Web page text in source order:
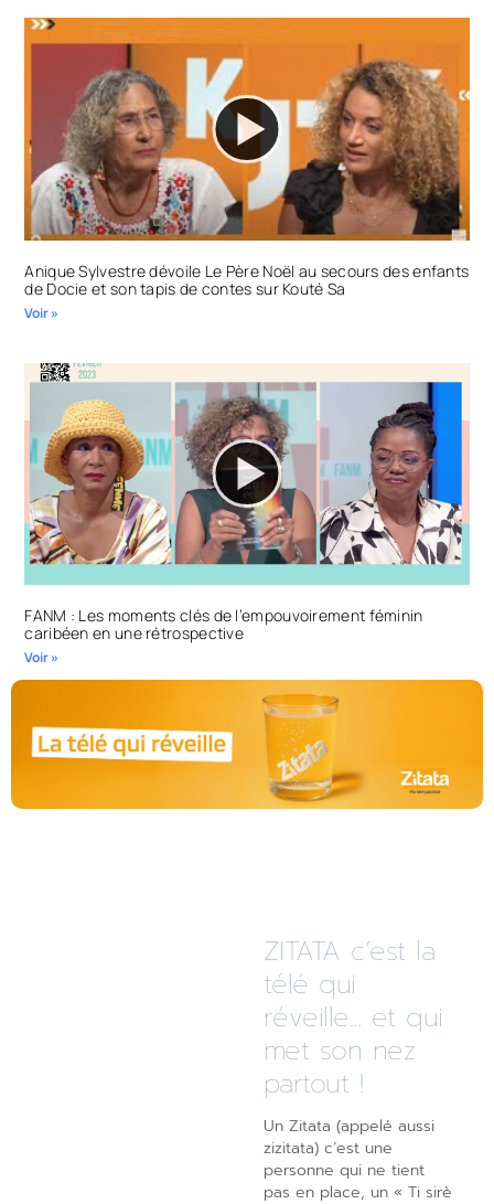
Anique Sylvestre dévoile Le Père Noël au secours des enfants
de Docie et son tapis de contes sur Kouté Sa
Voir »
FANM : Les moments clés de l’empouvoirement féminin
caribéen en une rétrospective
Voir »
ZITATA c’est la
télé qui
réveille... et qui
met son nez
partout !
Un Zitata (appelé aussi
zizitata) c’est une
personne qui ne tient
pas en place, un « Ti sirè